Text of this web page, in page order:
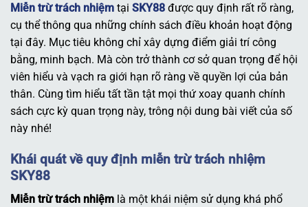
Miễn trừ trách nhiệm tại SKY88 được quy định rất rõ ràng,
cụ thể thông qua những chính sách điều khoản hoạt động
tại đây. Mục tiêu không chỉ xây dựng điểm giải trí công
bằng, minh bạch. Mà còn trở thành cơ sở quan trọng để hội
viên hiểu và vạch ra giới hạn rõ ràng về quyền lợi của bản
thân. Cùng tìm hiểu tất tần tật mọi thứ xoay quanh chính
sách cực kỳ quan trọng này, trông nội dung bài viết của số
này nhé!
Khái quát về quy định miễn trừ trách nhiệm
SKY88
Miễn trừ trách nhiệm là một khái niệm sử dụng khá phổ